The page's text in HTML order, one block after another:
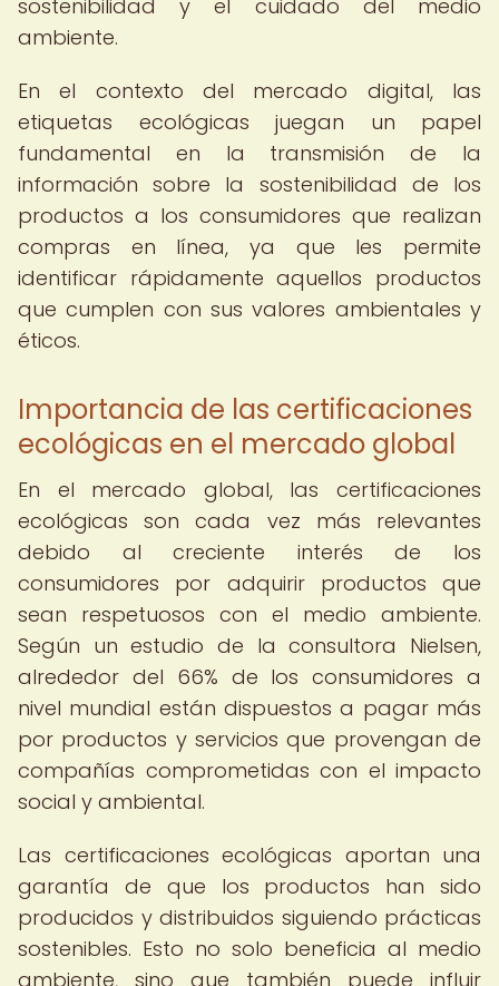
sostenibilidad y el cuidado del medio
ambiente.
En el contexto del mercado digital, las
etiquetas ecológicas juegan un papel
fundamental en la transmisión de la
información sobre la sostenibilidad de los
productos a los consumidores que realizan
compras en línea, ya que les permite
identificar rápidamente aquellos productos
que cumplen con sus valores ambientales y
éticos.
Importancia de las certificaciones
ecológicas en el mercado global
En el mercado global, las certificaciones
ecológicas son cada vez más relevantes
debido al creciente interés de los
consumidores por adquirir productos que
sean respetuosos con el medio ambiente.
Según un estudio de la consultora Nielsen,
alrededor del 66% de los consumidores a
nivel mundial están dispuestos a pagar más
por productos y servicios que provengan de
compañías comprometidas con el impacto
social y ambiental.
Las certificaciones ecológicas aportan una
garantía de que los productos han sido
producidos y distribuidos siguiendo prácticas
sostenibles. Esto no solo beneficia al medio
ambiente, sino que también puede influir